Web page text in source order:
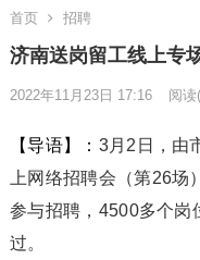
首页 招聘
济南送岗留工线上专
2022年11月23日 17:16 阅读
【导语】： 3月2日，由
上网络招聘会（第26
参与招聘，4500多个岗
过。